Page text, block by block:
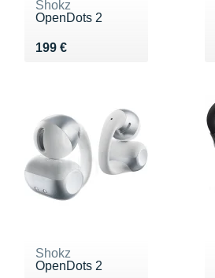
Shokz
OpenDots 2
199 €
Vendu 199 €
Shokz
OpenDots 2